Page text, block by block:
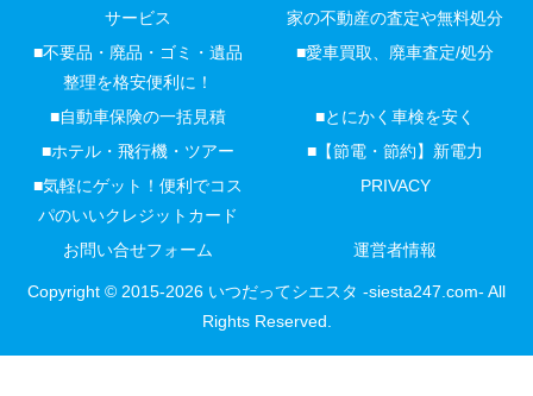
サービス
家の不動産の査定や無料処分
■不要品・廃品・ゴミ・遺品
整理を格安便利に！
■愛車買取、廃車査定/処分
■自動車保険の一括見積
■とにかく車検を安く
■ホテル・飛行機・ツアー
■【節電・節約】新電力
■気軽にゲット！便利でコス
パのいいクレジットカード
PRIVACY
お問い合せフォーム 運営者情報
Copyright © 2015-2026 いつだってシエスタ -siesta247.com- All
Rights Reserved.